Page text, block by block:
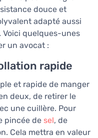
douce et
adapté aussi
Voici quelques-unes
un avocat :
rapide
et rapide de manger
deux, de retirer le
une cuillère. Pour
pincée de sel, de
Cela mettra en valeur